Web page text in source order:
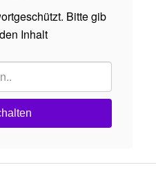
Bitte gib
Inhalt